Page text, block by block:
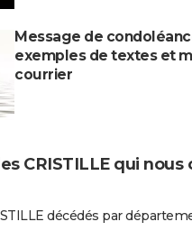
Message de
exemples de textes et
courrier
CRISTILLE qui nous
décédés par